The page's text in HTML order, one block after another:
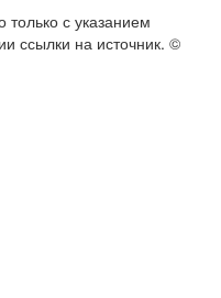
с указанием
ссылки на источник. ©